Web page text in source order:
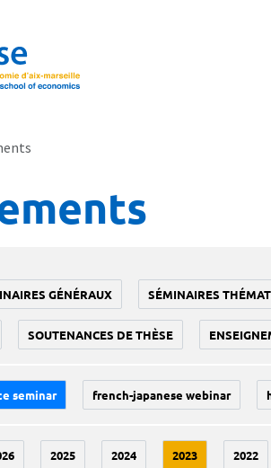
GÉNÉRAUX SÉMINAIRES
SOUTENANCES DE THÈSE
seminar french-japanese webinar
2025 2024 2023 2022